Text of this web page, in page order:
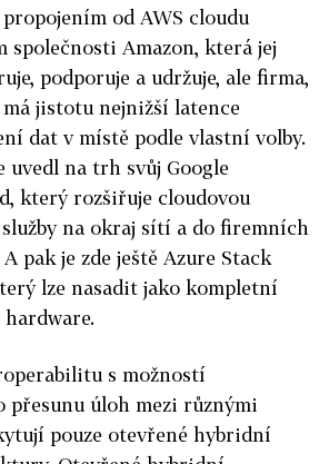
od AWS cloudu
společnosti Amazon, která jej
podporuje a udržuje, ale firma,
jistotu nejnižší latence
dat v místě podle vlastní volby.
uvedl na trh svůj Google
který rozšiřuje cloudovou
na okraj sítí a do firemních
pak je zde ještě Azure Stack
lze nasadit jako kompletní
s možností
přesunu úloh mezi různými
pouze otevřené hybridní